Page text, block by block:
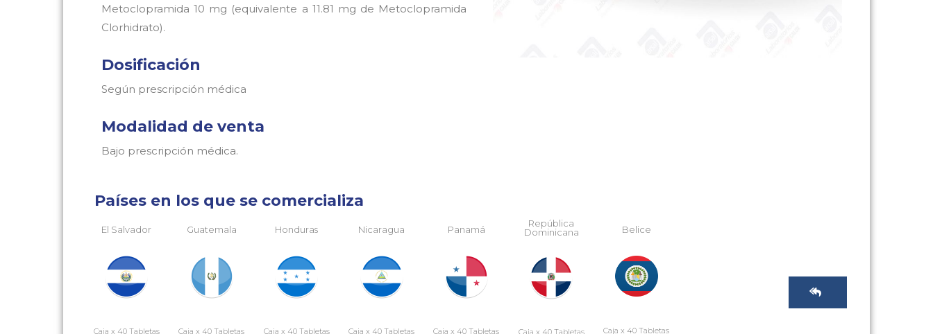
Metoclopramida 10 mg (equivalente a 11.81 mg de Metoclopramida
Clorhidrato).
Dosificación
Según prescripción médica
Modalidad de venta
Bajo prescripción médica.
Países en los que se comercializa
El Salvador
Caja x 40 Tabletas
Guatemala
Caja x 40 Tabletas
Honduras
Caja x 40 Tabletas
Nicaragua
Caja x 40 Tabletas
Panamá
Caja x 40 Tabletas
República
Dominicana
Belice
Caja x 40 Tabletas